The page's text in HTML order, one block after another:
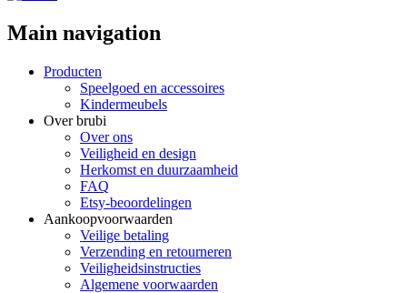
Main navigation
Producten
Speelgoed en accessoires
Kindermeubels
Over brubi
Over ons
Veiligheid en design
Herkomst en duurzaamheid
FAQ
Etsy-beoordelingen
Aankoopvoorwaarden
Veilige betaling
Verzending en retourneren
Veiligheidsinstructies
Algemene voorwaarden